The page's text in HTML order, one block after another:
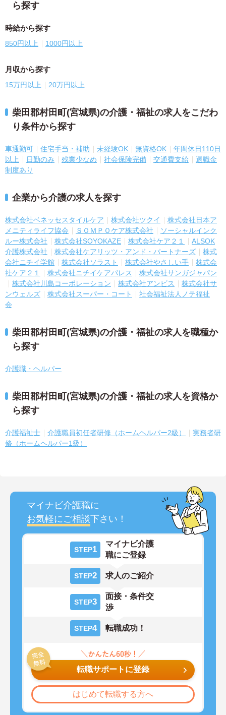
ら探す
時給から探す
850円以上 1000円以上
月収から探す
15万円以上 20万円以上
柴田郡村田町(宮城県)の介護・福祉の求人をこだわ
り条件から探す
車通勤可 住宅手当・補助 未経験OK 無資格OK
年間休日110日
以上
日勤のみ 残業少なめ 社会保険完備 交通費支給
退職金
制度あり
企業から介護の求人を探す
株式会社ベネッセスタイルケア 株式会社ツクイ
株式会社日本ア
メニティライフ協会
ＳＯＭＰＯケア株式会社
ソーシャルインク
ルー株式会社
株式会社SOYOKAZE 株式会社ケア２１
ALSOK
介護株式会社
株式会社ケアリッツ・アンド・パートナーズ
株式
会社ニチイ学館
株式会社ソラスト 株式会社やさしい手
株式会
社ケア２１
株式会社ニチイケアパレス
株式会社サンガジャパン
株式会社川島コーポレーション
株式会社アンビス
株式会社サ
ンウェルズ
株式会社スーパー・コート
社会福祉法人ノテ福祉
会
柴田郡村田町(宮城県)の介護・福祉の求人を職種か
ら探す
介護職・ヘルパー
柴田郡村田町(宮城県)の介護・福祉の求人を資格か
ら探す
介護福祉士 介護職員初任者研修（ホームヘルパー2級）
実務者研
修（ホームヘルパー1級）
マイナビ介護職に
お気軽にご相談下さい！
STEP1
マイナビ介護
職にご登録
STEP2 求人のご紹介
STEP3
面接・条件交
渉
STEP4 転職成功！
転職サポートに登録
はじめて転職する方へ